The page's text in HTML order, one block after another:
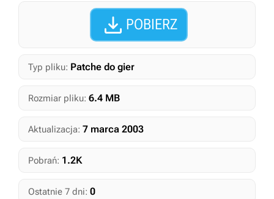
 POBIERZ
Typ pliku: Patche do gier
Rozmiar pliku: 6.4 MB
Aktualizacja: 7 marca 2003
Pobrań: 1.2K
Ostatnie 7 dni: 0